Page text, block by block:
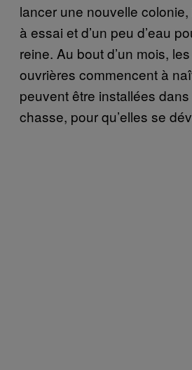
lancer une nouvelle colonie,
à essai et d’un peu d’eau
reine. Au bout d’un mois,
ouvrières commencent à
peuvent être installées
chasse, pour qu’elles se